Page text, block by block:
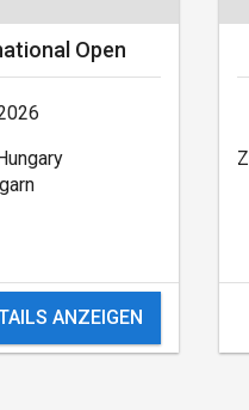
Open
ANZEIGEN